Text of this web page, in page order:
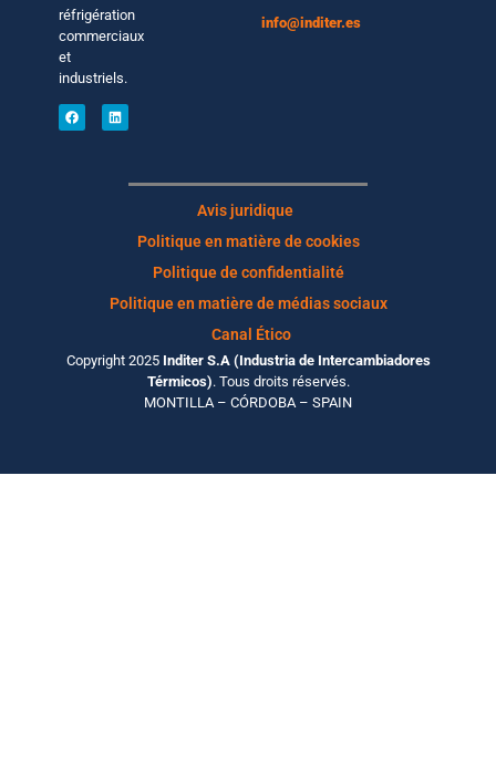
réfrigération
commerciaux
et
industriels.
info@inditer.es
Avis juridique
Politique en matière de cookies
Politique de confidentialité
Politique en matière de médias sociaux
Canal Ético
Copyright 2025 Inditer S.A (Industria de Intercambiadores
Térmicos). Tous droits réservés.
MONTILLA – CÓRDOBA – SPAIN